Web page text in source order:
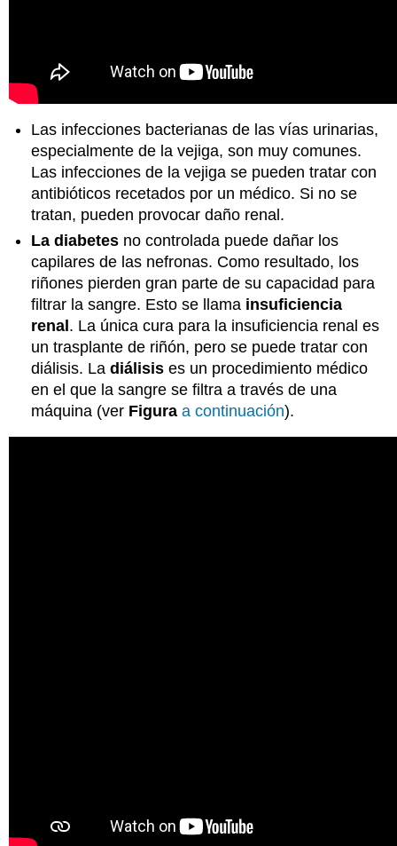
Las infecciones bacterianas de las vías urinarias,
especialmente de la vejiga, son muy comunes.
Las infecciones de la vejiga se pueden tratar con
antibióticos recetados por un médico. Si no se
tratan, pueden provocar daño renal.
La diabetes no controlada puede dañar los
capilares de las nefronas. Como resultado, los
riñones pierden gran parte de su capacidad para
filtrar la sangre. Esto se llama insuficiencia
renal. La única cura para la insuficiencia renal es
un trasplante de riñón, pero se puede tratar con
diálisis. Ladiálisis es un procedimiento médico
en el que la sangre se filtra a través de una
máquina (ver Figura a continuación).